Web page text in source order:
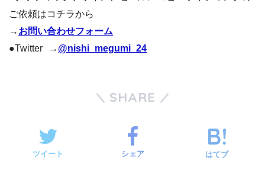
ご依頼はコチラから
→ お問い合わせフォーム
●Twitter → @nishi_megumi_24
SHARE
ツイート シェア はてブ